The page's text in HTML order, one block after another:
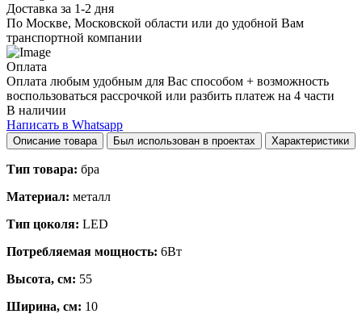
Доставка за 1-2 дня
По Москве, Московской области или до удобной Вам
транспортной компании
Оплата
Оплата любым удобным для Вас способом + возможность
воспользоваться рассрочкой или разбить платеж на 4 части
В наличии
Написать в Whatsapp
Описание товара Был использован в проектах Характеристики
Тип товара: бра
Материал: металл
Тип цоколя: LED
Потребляемая мощность: 6Вт
Высота, см: 55
Ширина, см: 10